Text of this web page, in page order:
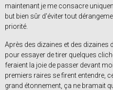
maintenant je me consacre
but bien sûr d'éviter tout
priorité.
Après des dizaines et des dizaines
pour essayer de tirer quelques
feraient la joie de passer devant
premiers raires se firent entendre,
grand étonnement, ça ne bramait